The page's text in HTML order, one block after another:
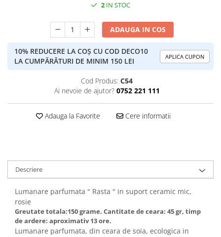
2 IN STOC
ADAUGA IN COS
10% REDUCERE LA COȘ CU COD DECO10
LA CUMPĂRĂTURI DE MINIM 150 LEI
APLICA CUPON
Cod Produs: C54
Ai nevoie de ajutor? 0752 221 111
Adauga la Favorite Cere informatii
Descriere
Lumanare parfumata " Rasta " in suport ceramic mic,
rosie
Greutate totala:150 grame. Cantitate de ceara: 45 gr, timp
de ardere: aproximativ 13 ore.
Lumanare parfumata, din ceara de soia, ecologica in